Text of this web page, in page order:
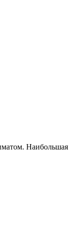
Наибольшая